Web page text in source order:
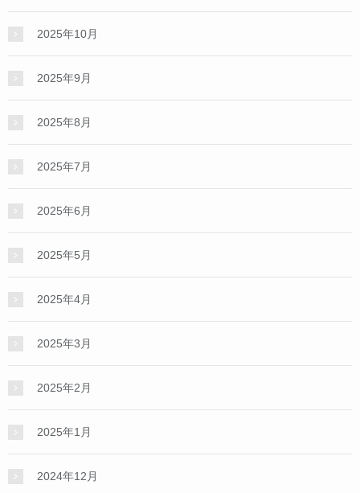
2025年10月
2025年9月
2025年8月
2025年7月
2025年6月
2025年5月
2025年4月
2025年3月
2025年2月
2025年1月
2024年12月